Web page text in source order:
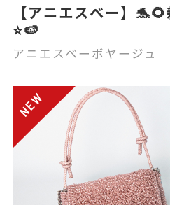
【アニエスベー】
⭐️🍉
アニエスベーボヤージュ